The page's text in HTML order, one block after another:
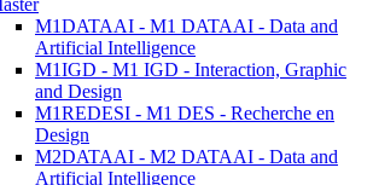
M1DATAAI - M1 DATAAI - Data and
Artificial Intelligence
M1IGD - M1 IGD - Interaction, Graphic
and Design
M1REDESI - M1 DES - Recherche en
Design
M2DATAAI - M2 DATAAI - Data and
Artificial Intelligence